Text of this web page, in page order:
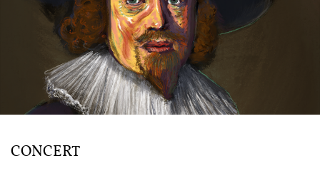
PROGRAMMES
MÉDIATION CULTURELLE
DISCOGRAPHIE
CONCERT